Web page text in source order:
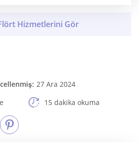
27 Ara 2024
15 dakika okuma